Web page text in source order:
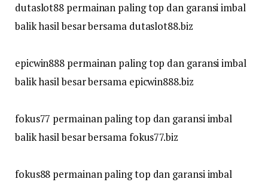
dutaslot88 permainan paling top dan garansi imbal
balik hasil besar bersama dutaslot88.biz
epicwin888 permainan paling top dan garansi imbal
balik hasil besar bersama epicwin888.biz
fokus77 permainan paling top dan garansi imbal
balik hasil besar bersama fokus77.biz
fokus88 permainan paling top dan garansi imbal